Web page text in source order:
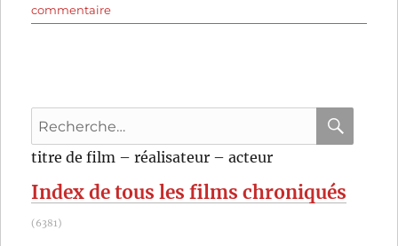
commentairesur
Love
histoire
Brian
des
Recherche
pour
titre de film – réalisateur – acteur
Index de tous les films chroniqués
(6381)